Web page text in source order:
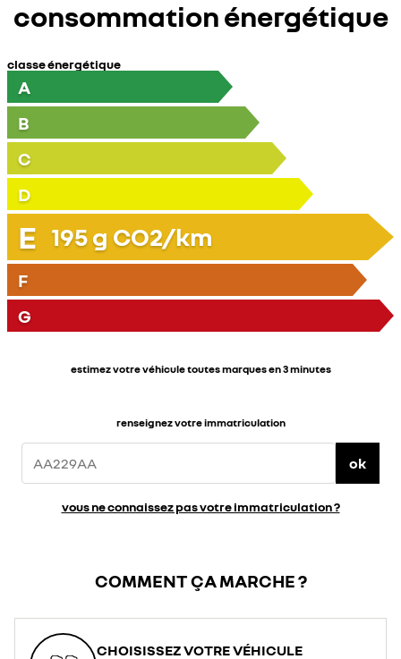
consommation énergétique
classe énergétique
A
B
C
D
E 195g CO2/km
F
G
estimez votre véhicule toutes marques en 3 minutes
renseignez votre immatriculation
ok
vous ne connaissez pas votre immatriculation ?
COMMENT ÇA MARCHE ?
CHOISISSEZ VOTRE VÉHICULE